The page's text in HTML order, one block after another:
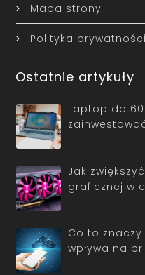
Mapa strony
Polityka prywatności
Ostatnie artykuły
Laptop do
Jak
graficznej w
Co to
wpływa na